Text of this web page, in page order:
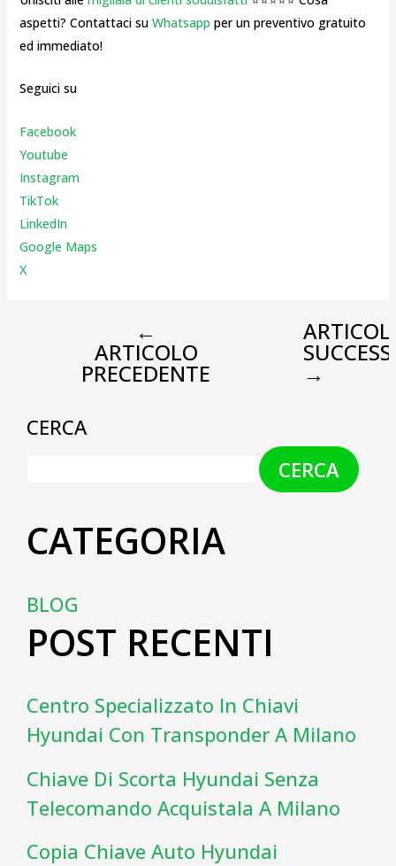
aspetti? Contattaci su Whatsapp per un preventivo gratuito
ed immediato!
Seguici su
Facebook
Youtube
Instagram
TikTok
LinkedIn
Google Maps
X
←
ARTICOLO
PRECEDENTE →
CERCA
CERCA
CATEGORIA
BLOG
POST RECENTI
Centro Specializzato In Chiavi
Hyundai Con Transponder A Milano
Chiave Di Scorta Hyundai Senza
Telecomando Acquistala A Milano
Copia Chiave Auto Hyundai